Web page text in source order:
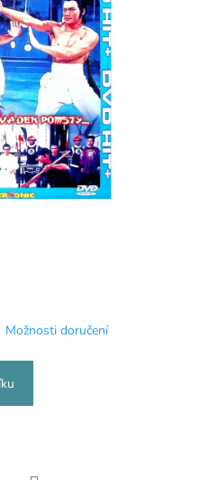
Možnosti doručení